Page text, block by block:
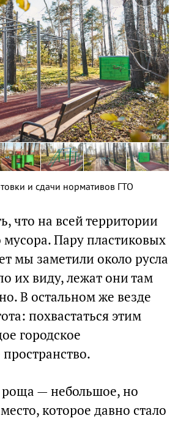
и сдачи нормативов ГТО
что на всей территории
Пару пластиковых
мы заметили около русла
их виду, лежат они там
В остальном же везде
похвастаться этим
городское
роща — небольшое, но
которое давно стало